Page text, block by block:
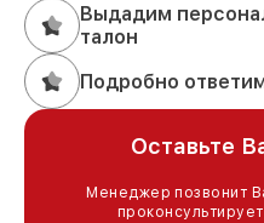
Выдадим
талон
Подробно
Оставьте
Менеджер позвонит